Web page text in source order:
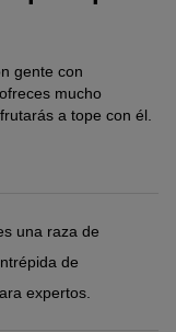
gente con
mucho
a tope con él.
una raza de
de
expertos.